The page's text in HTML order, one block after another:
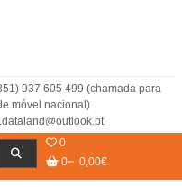
937 605 499 (chamada para
móvel nacional)
0
0
0,00€